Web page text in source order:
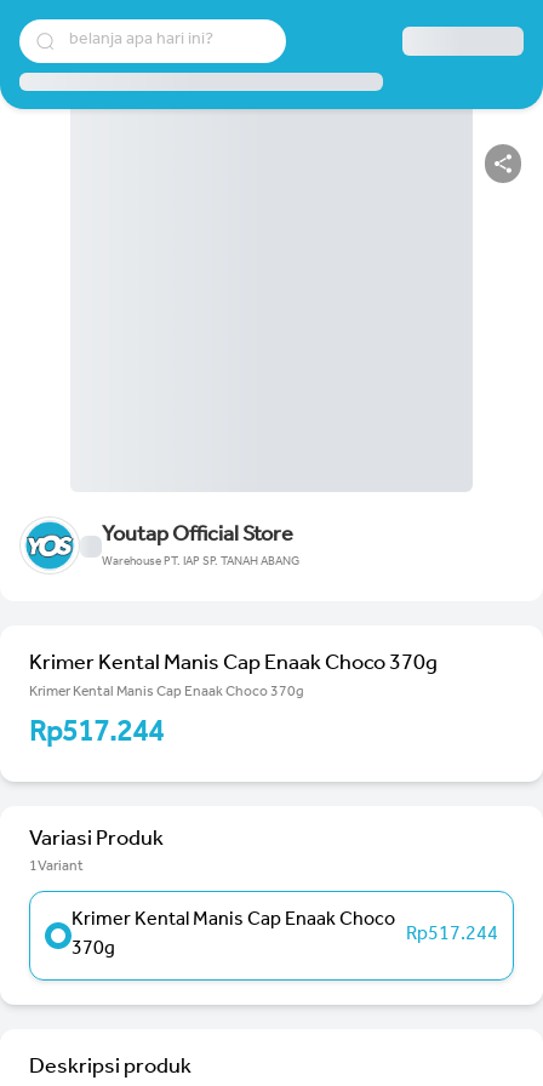
belanja apa hari ini?
Youtap Official Store
Warehouse PT. IAP SP. TANAH ABANG
Krimer Kental Manis Cap Enaak Choco 370g
Krimer Kental Manis Cap Enaak Choco 370g
Rp517.244
Variasi Produk
1Variant
Krimer Kental Manis Cap Enaak Choco
370g
Rp517.244
Deskripsi produk